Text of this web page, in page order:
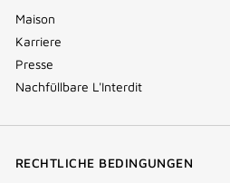
Maison
Karriere
Presse
Nachfüllbare L'Interdit
RECHTLICHE BEDINGUNGEN